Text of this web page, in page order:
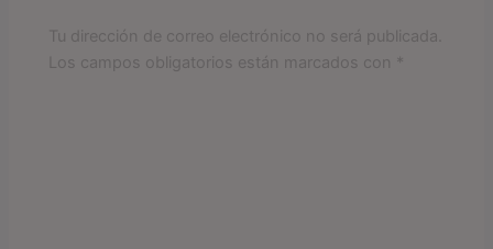
Tu dirección de correo electrónico no será publicada.
Los campos obligatorios están marcados con *